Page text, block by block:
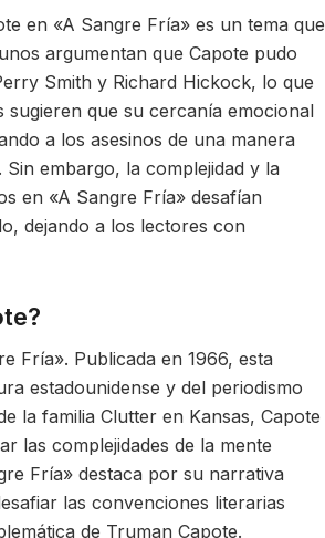
en «A Sangre Fría» es un tema que
argumentan que Capote pudo
Smith y Richard Hickock, lo que
que su cercanía emocional
a los asesinos de una manera
embargo, la complejidad y la
en «A Sangre Fría» desafían
dejando a los lectores con
Fría». Publicada en 1966, esta
estadounidense y del periodismo
la familia Clutter en Kansas, Capote
las complejidades de la mente
Fría» destaca por su narrativa
las convenciones literarias
de Truman Capote.